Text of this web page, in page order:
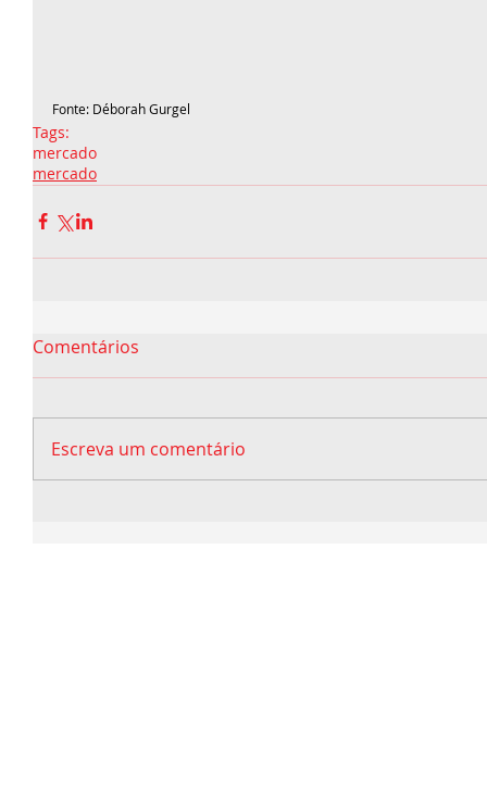
Fonte: Déborah Gurgel
Tags:
mercado
mercado
Comentários
Escreva um comentário